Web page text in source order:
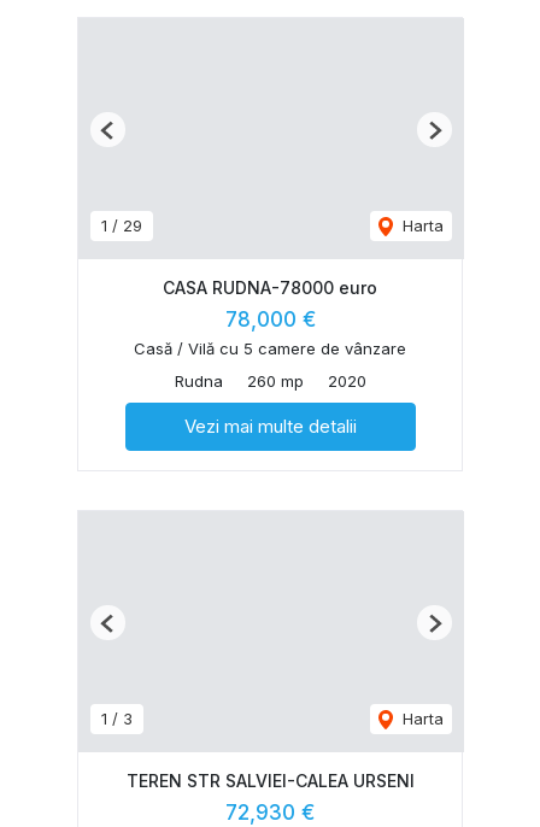
1 / 29 Harta
Previous Next
CASA RUDNA-78000 euro
78,000 €
Casă / Vilă cu 5 camere de vânzare
Rudna
260 mp 2020
Vezi mai multe detalii
1 / 3 Harta
Previous Next
TEREN STR SALVIEI-CALEA URSENI
72,930 €